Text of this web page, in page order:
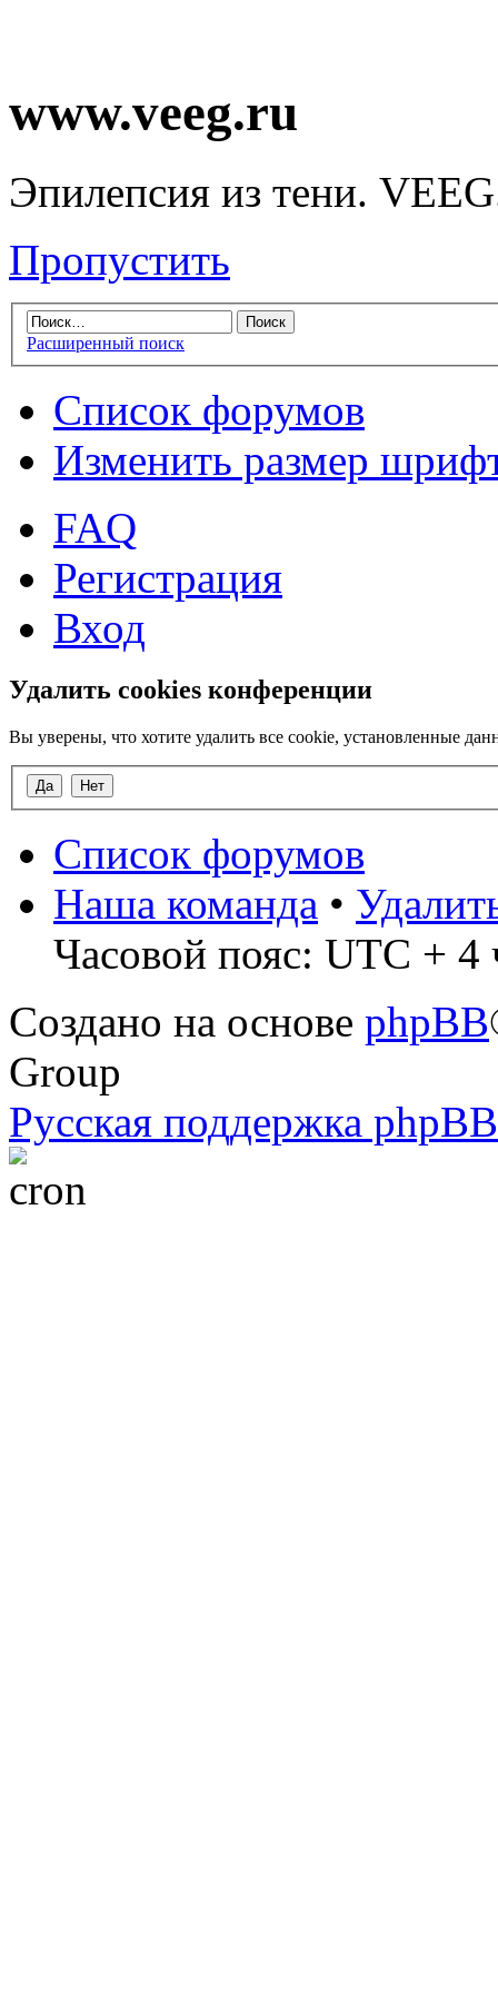
www.veeg.ru
Эпилепсия из тени.
Пропустить
Расширенный поиск
Список форумов
Изменить размер
FAQ
Регистрация
Вход
Удалить cookies конференции
Вы уверены, что хотите удалить все cookie, установленные
Список форумов
Наша команда •
Часовой пояс: UTC + 4
Создано на основе phpBB
Group
Русская поддержка phpBB